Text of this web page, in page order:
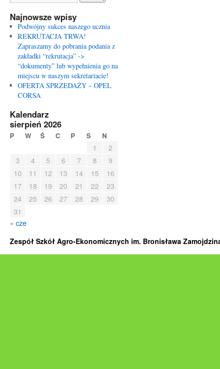
Najnowsze wpisy
Podwójny sukces naszego ucznia
REKRUTACJA TRWA!
Zapraszamy do pobrania podania z
zakładki “rekrutacja” ->
“dokumenty” lub wypełnienia go na
miejscu w naszym sekretariacie!
OFERTA SPRZEDAŻY – OPEL
CORSA
Kalendarz
sierpień 2026
P W Ś C P S N
1
2
3
4 5 6 7 8
9
10
11 12 13 14 15
16
17
18 19 20 21 22
23
24
25 26 27 28 29
30
31
« cze
Zespół Szkół Agro-Ekonomicznych im. Bronisława